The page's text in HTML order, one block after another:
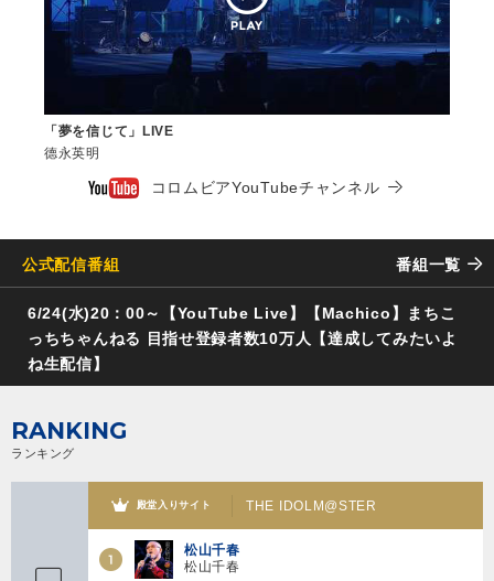
「夢を信じて」LIVE
德永英明
コロムビアYouTubeチャンネル
公式配信番組
6/24(水)20：00～【YouTube Live】【Machico】まちこ
っちちゃんねる 目指せ登録者数10万人【達成してみたいよ
ね生配信】
番組一覧
RANKING
ランキング
殿堂入りサイト THE IDOLM@STER
松山千春
松山千春